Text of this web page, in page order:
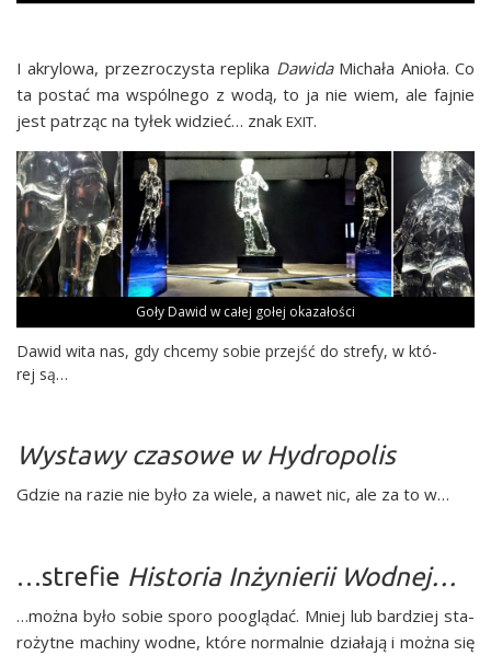
I akry­lo­wa, prze­zro­czy­sta repli­ka Dawi­daMicha­ła Anio­ła. Co
ta postać ma wspól­ne­go z wodą, to ja nie wiem, ale faj­nie
jest patrząc na tyłek widzieć… znak EXIT.
Goły Dawid w całej gołej okazałości
Dawid wita nas, gdy chce­my sobie przejść do stre­fy, w któ­
rej są…
Wystawy czasowe w Hydropolis
Gdzie na razie nie było za wie­le, a nawet nic, ale za to w…
…strefie Historia Inżynierii Wodnej…
…moż­na było sobie spo­ro pooglą­dać. Mniej lub bar­dziej sta­
ro­żyt­ne machi­ny wod­ne, któ­re nor­mal­nie dzia­ła­ją i moż­na się